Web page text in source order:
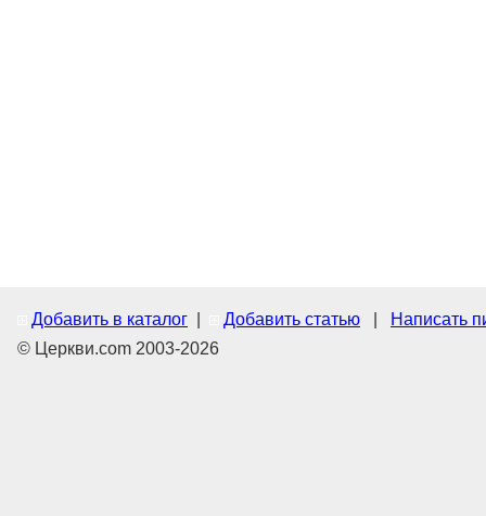
Добавить в каталог Добавить статью
Написать
© Церкви.com 2003-2026